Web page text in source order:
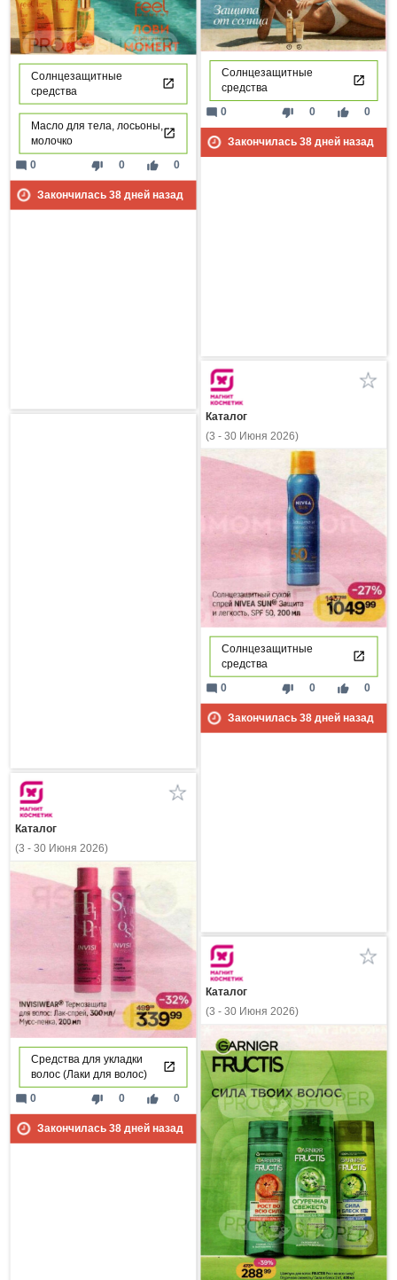
Солнцезащитные
средства
thumb_down 0 thumb_up 0
mode_comment 0
Закончилась 38дней назад
Солнцезащитные
средства
Масло для тела, лосьоны,
молочко
thumb_down 0 thumb_up 0
mode_comment 0
Закончилась 38дней назад
Каталог
(3 - 30 Июня 2026)
Солнцезащитные
средства
thumb_down 0 thumb_up 0
mode_comment 0
Закончилась 38дней назад
Каталог
(3 - 30 Июня 2026)
Средства для укладки
волос (Лаки для волос)
thumb_down 0 thumb_up 0
mode_comment 0
Закончилась 38дней назад
Каталог
(3 - 30 Июня 2026)